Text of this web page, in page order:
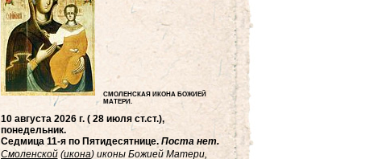
СМОЛЕНСКАЯ ИКОНА БОЖИЕЙ
МАТЕРИ.
10 августа 2026 г. ( 28 июля ст.ст.),
понедельник.
Седмица 11-я по Пятидесятнице.Поста нет.
Смоленской(икона) иконы Божией Матери,